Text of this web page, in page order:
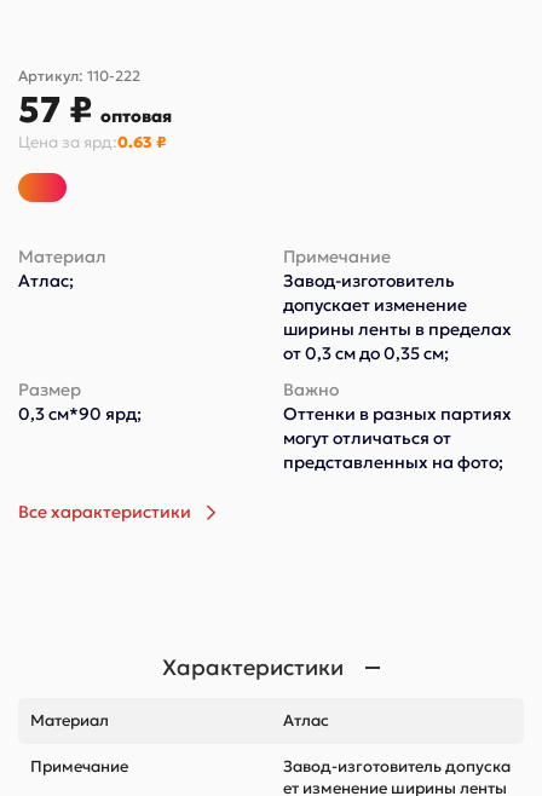
Артикул: 110-222
57 ₽ оптовая
Цена за ярд:0.63 ₽
Материал
Атлас;
Примечание
Завод-изготовитель
допускает изменение
ширины ленты в пределах
от 0,3 см до 0,35 см;
Размер
0,3 см*90 ярд;
Важно
Оттенки в разных партиях
могут отличаться от
представленных на фото;
Все характеристики
Характеристики
Материал Атлас
Примечание
Завод-изготовитель допуска
ет изменение ширины ленты